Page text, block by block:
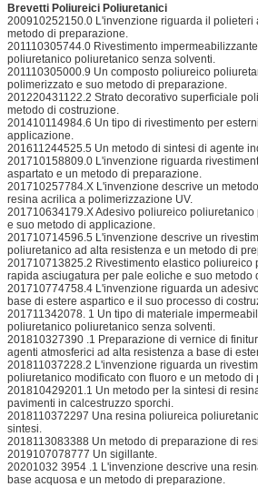
Brevetti Poliureici Poliuretanici
200910252150.0 L'invenzione riguarda il polieteri
metodo di preparazione.
201110305744.0 Rivestimento
poliuretanico poliuretanico senza solventi.
201110305000.9 Un composto poliureico
polimerizzato e suo metodo di preparazione.
201220431122.2 Strato decorativo superficiale
metodo di costruzione.
201410114984.6 Un tipo di rivestimento per
applicazione.
201611244525.5 Un metodo di sintesi di agente
201710158809.0 L'invenzione riguarda
aspartato e un metodo di preparazione.
201710257784.X L'invenzione descrive un
resina acrilica a polimerizzazione UV.
201710634179.X Adesivo poliureico
e suo metodo di applicazione.
201710714596.5 L'invenzione descrive un
poliuretanico ad alta resistenza e un metodo di
201710713825.2 Rivestimento elastico poliureico
rapida asciugatura per pale eoliche e suo metodo
201710774758.4 L'invenzione riguarda un
base di estere aspartico e il suo processo di
201711342078. 1 Un tipo di materiale
poliuretanico poliuretanico senza solventi.
201810327390 .1 Preparazione di vernice di
agenti atmosferici ad alta resistenza a base di
201811037228.2 L'invenzione riguarda un
poliuretanico modificato con fluoro e un metodo di
201810429201.1 Un metodo per la sintesi di
pavimenti in calcestruzzo sporchi.
2018110372297 Una resina poliureica
sintesi.
2018113083388 Un metodo di preparazione di
2019107078777 Un sigillante.
20201032 3954 .1 L'invenzione descrive una
base acquosa e un metodo di preparazione.